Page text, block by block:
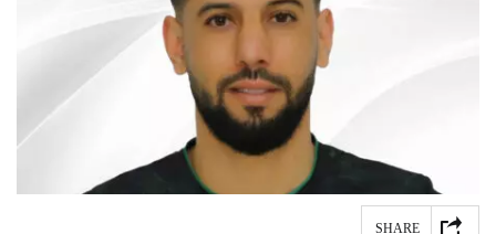
SHARE